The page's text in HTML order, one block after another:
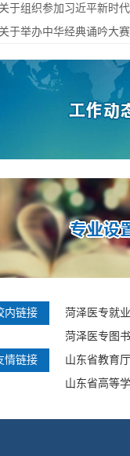
关于举办中华经典诵吟大
内链接 菏泽医专就
菏泽医专图
情链接
山东省教育厅
山东省高等